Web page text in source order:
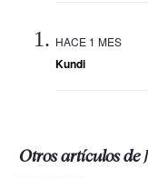
HACE 1 MES
Kundi
Otros artículos de